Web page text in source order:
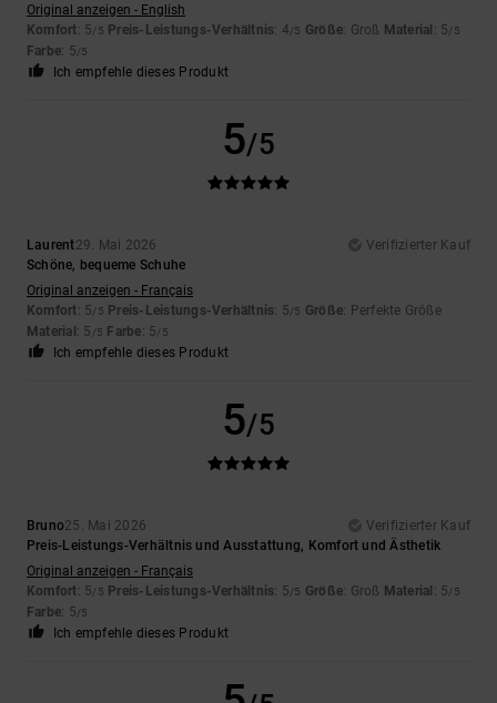
Original anzeigen - English
Komfort: 5/5 Preis-Leistungs-Verhältnis: 4/5 Größe: Groß Material : 5/5
Farbe: 5/5
Ich empfehle dieses Produkt
5/5
Laurent29. Mai 2026
Verifizierter Kauf
Schöne, bequeme Schuhe
Original anzeigen - Français
Komfort: 5/5 Preis-Leistungs-Verhältnis: 5/5 Größe: Perfekte Größe
Material: 5 /5 Farbe: 5/5
Ich empfehle dieses Produkt
5/5
Bruno25. Mai 2026
Verifizierter Kauf
Preis-Leistungs-Verhältnis und Ausstattung, Komfort und Ästhetik
Original anzeigen - Français
Komfort: 5/5 Preis-Leistungs-Verhältnis: 5/5 Größe: Groß Material : 5/5
Farbe: 5/5
Ich empfehle dieses Produkt